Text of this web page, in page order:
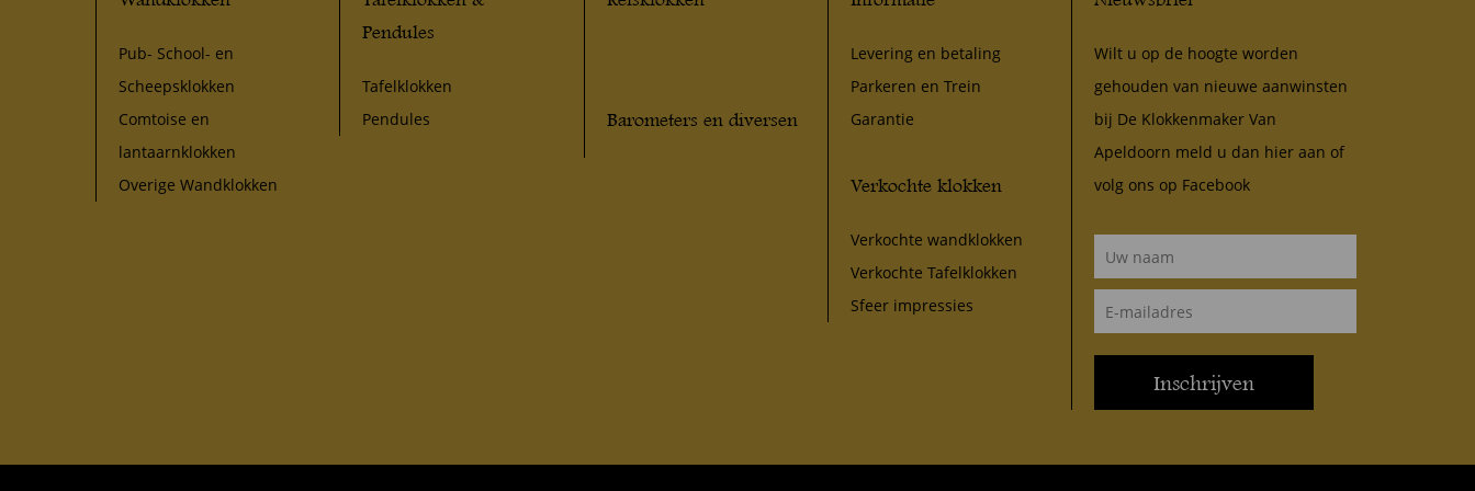
Pub- School- en
Scheepsklokken
Comtoise en
lantaarnklokken
Overige Wandklokken
Pendules
Tafelklokken
Pendules
Barometers en diversen
Levering en betaling
Parkeren en Trein
Garantie
Verkochte klokken
Verkochte wandklokken
Verkochte Tafelklokken
Sfeer impressies
Wilt u op de hoogte worden
gehouden van nieuwe aanwinsten
bij De Klokkenmaker Van
Apeldoorn meld u dan hier aan of
volg ons op Facebook
Inschrijven